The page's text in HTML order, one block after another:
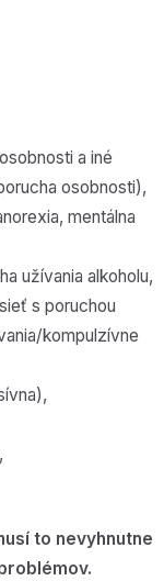
a iné
osobnosti),
mentálna
užívania alkoholu,
s poruchou
kompulzívne
to nevyhnutne